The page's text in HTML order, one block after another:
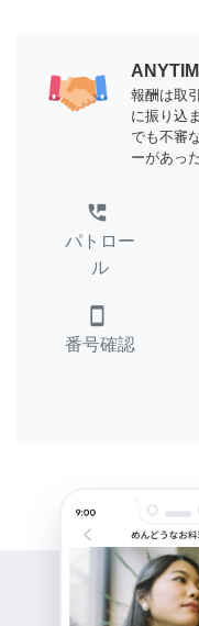
報酬は取
に振り込
でも不審
ーがあっ
perm_phone_msg
パトロー
ル
smartphone
番号確認